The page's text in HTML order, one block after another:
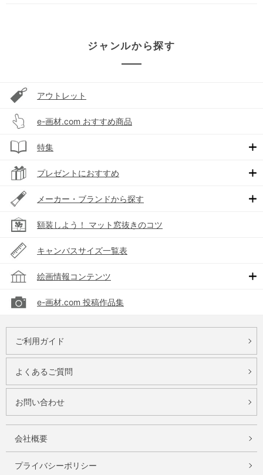
ジャンルから探す
アウトレット
e-画材.com おすすめ商品
特集
プレゼントにおすすめ
メーカー・ブランドから探す
額装しよう！ マット窓抜きのコツ
キャンバスサイズ一覧表
絵画情報コンテンツ
e-画材.com 投稿作品集
ご利用ガイド
よくあるご質問
お問い合わせ
会社概要
プライバシーポリシー